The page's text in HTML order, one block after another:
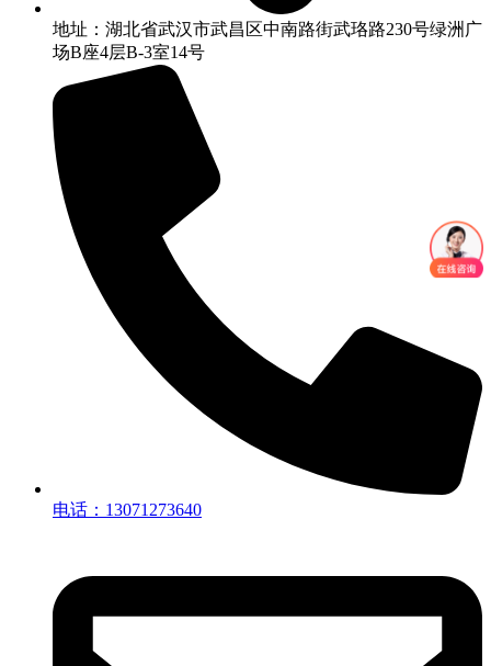
地址：湖北省武汉市武昌区中南路街武珞路230号绿洲广
场B座4层B-3室14号
电话：13071273640